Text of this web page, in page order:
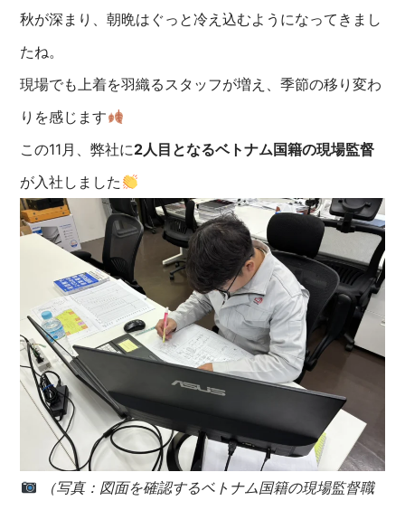
秋が深まり、朝晩はぐっと冷え込むようになってきまし
たね。
現場でも上着を羽織るスタッフが増え、季節の移り変わ
りを感じます
この11月、弊社に2人目となるベトナム国籍の現場監督
が入社しました
（写真：図面を確認するベトナム国籍の現場監督職